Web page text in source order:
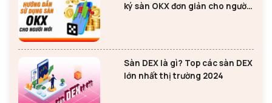
ký sàn OKX đơn giản cho người
Sàn DEX là gì? Top các sàn DEX
lớn nhất thị trường 2024